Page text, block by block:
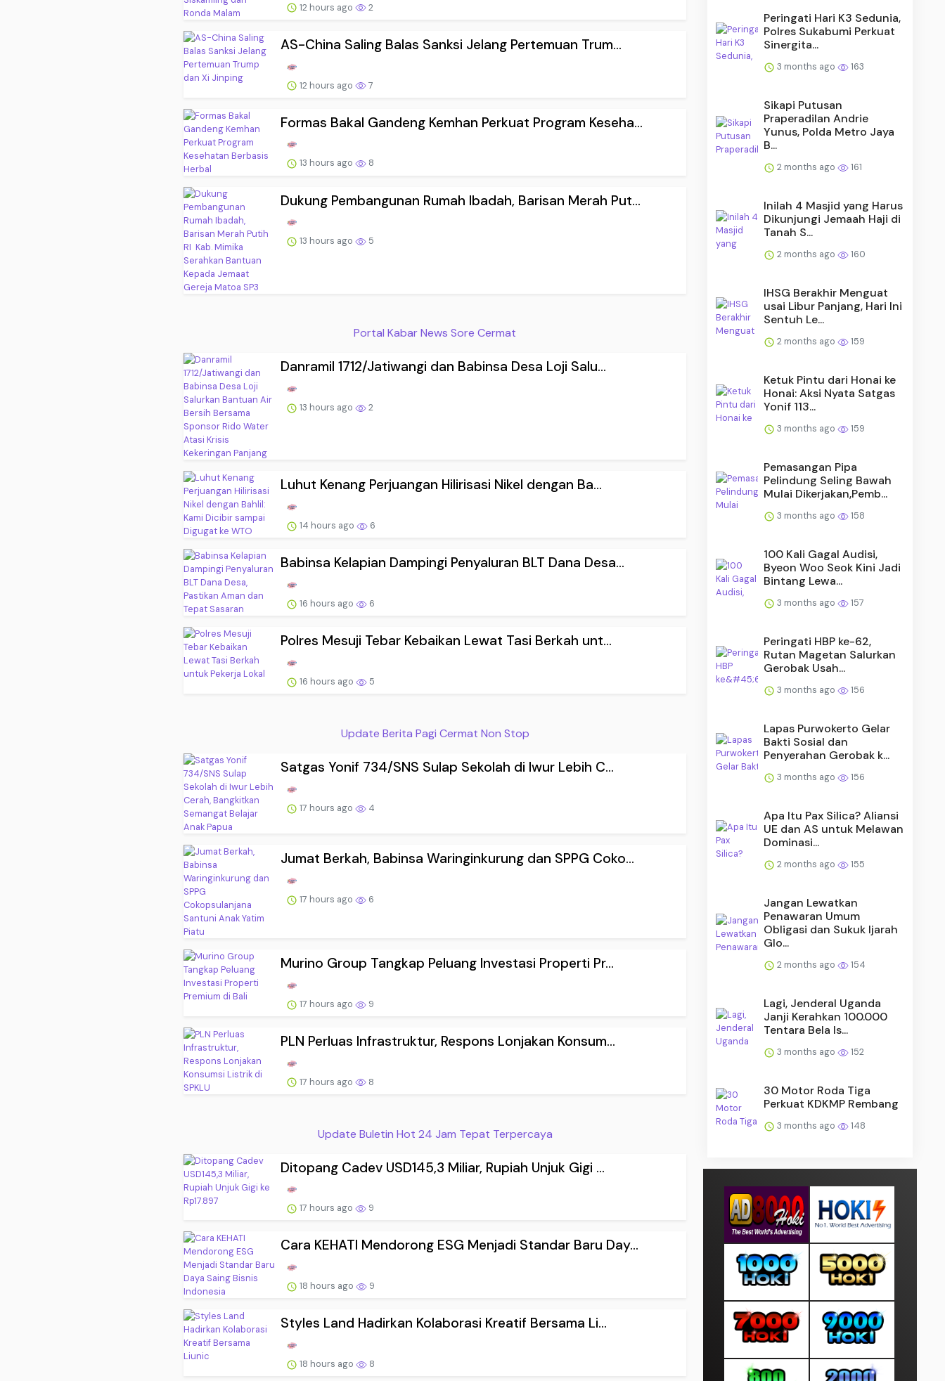
12 hours ago 2
AS-China Saling Balas Sanksi Jelang Pertemuan Trum...
12 hours ago 7
Formas Bakal Gandeng Kemhan Perkuat Program Keseha...
13 hours ago 8
Dukung Pembangunan Rumah Ibadah, Barisan Merah Put...
13 hours ago 5
Portal Kabar News Sore Cermat
Danramil 1712/Jatiwangi dan Babinsa Desa Loji Salu...
13 hours ago 2
Luhut Kenang Perjuangan Hilirisasi Nikel dengan Ba...
14 hours ago 6
Babinsa Kelapian Dampingi Penyaluran BLT Dana Desa...
16 hours ago 6
Polres Mesuji Tebar Kebaikan Lewat Tasi Berkah unt...
16 hours ago 5
Update Berita Pagi Cermat Non Stop
Satgas Yonif 734/SNS Sulap Sekolah di Iwur Lebih C...
17 hours ago 4
Jumat Berkah, Babinsa Waringinkurung dan SPPG Coko...
17 hours ago 6
Murino Group Tangkap Peluang Investasi Properti Pr...
17 hours ago 9
PLN Perluas Infrastruktur, Respons Lonjakan Konsum...
17 hours ago 8
Update Buletin Hot 24 Jam Tepat Terpercaya
Ditopang Cadev USD145,3 Miliar, Rupiah Unjuk Gigi ...
17 hours ago 9
Cara KEHATI Mendorong ESG Menjadi Standar Baru Day...
18 hours ago 9
Styles Land Hadirkan Kolaborasi Kreatif Bersama Li...
18 hours ago 8
Peringati Hari K3 Sedunia,
Polres Sukabumi Perkuat
Sinergita...
3 months ago 163
Sikapi Putusan
Praperadilan Andrie
Yunus, Polda Metro Jaya
B...
2 months ago 161
Inilah 4 Masjid yang Harus
Dikunjungi Jemaah Haji di
Tanah S...
2 months ago 160
IHSG Berakhir Menguat
usai Libur Panjang, Hari Ini
Sentuh Le...
2 months ago 159
Ketuk Pintu dari Honai ke
Honai: Aksi Nyata Satgas
Yonif 113...
3 months ago 159
Pemasangan Pipa
Pelindung Seling Bawah
Mulai Dikerjakan,Pemb...
3 months ago 158
100 Kali Gagal Audisi,
Byeon Woo Seok Kini Jadi
Bintang Lewa...
3 months ago 157
Peringati HBP ke-62,
Rutan Magetan Salurkan
Gerobak Usah...
3 months ago 156
Lapas Purwokerto Gelar
Bakti Sosial dan
Penyerahan Gerobak k...
3 months ago 156
Apa Itu Pax Silica? Aliansi
UE dan AS untuk Melawan
Dominasi...
2 months ago 155
Jangan Lewatkan
Penawaran Umum
Obligasi dan Sukuk Ijarah
Glo...
2 months ago 154
Lagi, Jenderal Uganda
Janji Kerahkan 100.000
Tentara Bela Is...
3 months ago 152
30 Motor Roda Tiga
Perkuat KDKMP Rembang
3 months ago 148